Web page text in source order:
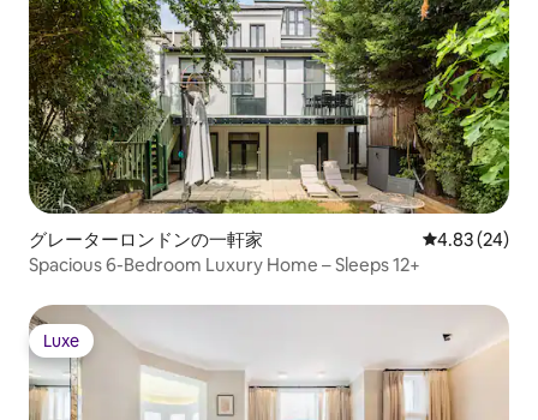
グレーターロンドンの一軒家 レビュー24
4.83 (24)
Spacious 6-Bedroom Luxury Home – Sleeps 12+
Luxe
Luxe